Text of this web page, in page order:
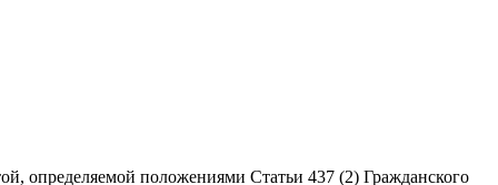
определяемой положениями Статьи 437 (2) Гражданского